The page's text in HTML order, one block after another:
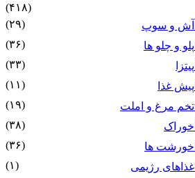
(۴۱۸)
آش و سوپ
(۲۹)
پلو و چلو ها
(۳۶)
پیتزا
(۳۳)
پیش غذا
(۱۱)
تخم مرغ و املت
(۱۹)
خوراک
(۳۸)
خورشت ها
(۳۶)
غذاهای رژیمی
(۱)